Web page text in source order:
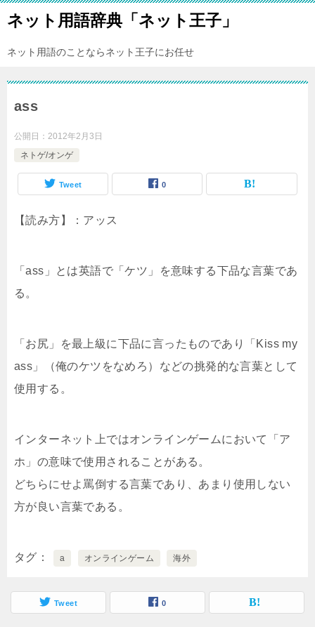
ネット用語辞典「ネット王子」
ネット用語のことならネット王子にお任せ
ass
公開日： 2012年2月3日
ネトゲ/オンゲ
Tweet 0
【読み方】：アッス
「ass」とは英語で「ケツ」を意味する下品な言葉であ
る。
「お尻」を最上級に下品に言ったものであり「Kiss my
ass」（俺のケツをなめろ）などの挑発的な言葉として
使用する。
インターネット上ではオンラインゲームにおいて「ア
ホ」の意味で使用されることがある。
どちらにせよ罵倒する言葉であり、あまり使用しない
方が良い言葉である。
タグ a オンラインゲーム 海外
Tweet 0